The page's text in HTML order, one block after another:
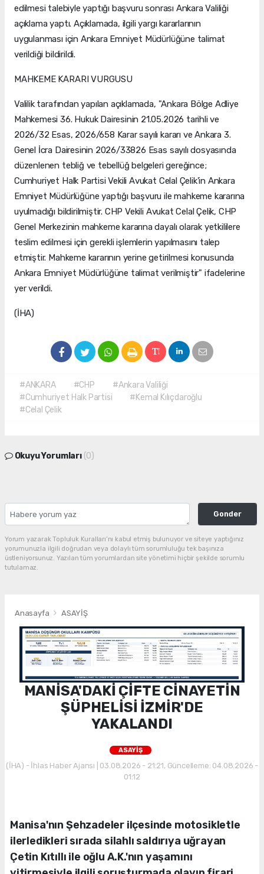
edilmesi talebiyle yaptığı başvuru sonrası Ankara Valiliği
açıklama yaptı. Açıklamada, ilgili yargı kararlarının
uygulanması için Ankara Emniyet Müdürlüğüne talimat
verildiği bildirildi.
MAHKEME KARARI VURGUSU
Valilik tarafından yapılan açıklamada, "Ankara Bölge Adliye
Mahkemesi 36. Hukuk Dairesinin 21.05.2026 tarihli ve
2026/32 Esas, 2026/658 Karar sayılı kararı ve Ankara 3.
Genel İcra Dairesinin 2026/33826 Esas sayılı dosyasında
düzenlenen tebliğ ve tebellüğ belgeleri gereğince;
Cumhuriyet Halk Partisi Vekili Avukat Celal Çelik'in Ankara
Emniyet Müdürlüğüne yaptığı başvuru ile mahkeme kararına
uyulmadığı bildirilmiştir. CHP Vekili Avukat Celal Çelik, CHP
Genel Merkezinin mahkeme kararına dayalı olarak yetkililere
teslim edilmesi için gerekli işlemlerin yapılmasını talep
etmiştir. Mahkeme kararının yerine getirilmesi konusunda
Ankara Emniyet Müdürlüğüne talimat verilmiştir" ifadelerine
yer verildi.
(İHA)
#ANKARA #CHP
#Ankara Valiliği
#Cumhuriyet Halk Partisi
#Kemal Kılıçdaroğlu
#Celal Çelik
Okuyu Yorumları (0)
Gonder
Yorum yazarak Topluluk Kuralları’nı kabul etmiş bulunuyor ve siteye yaptığınız
yorumunuzla ilgili doğrudan veya dolaylı tüm sorumluluğu tek başınıza
üstleniyorsunuz. Yazılan tüm yorumlardan site yönetimi hiçbir şekilde sorumlu
tutulamaz.
Anasayfa ASAYİŞ
MANİSA'DAKİ ÇİFTE CİNAYETİN
ŞÜPHELİSİ İZMİR'DE
YAKALANDI
ASAYİŞ
(İHA) - İhlas Haber Ajansı | 03.08.2026 - 21:21, Güncelleme: 04.08.2026 -
01:12
Manisa'nın Şehzadeler ilçesinde motosikletle
ilerledikleri sırada silahlı saldırıya uğrayan
Çetin Kıtıllı ile oğlu A.K.'nın yaşamını